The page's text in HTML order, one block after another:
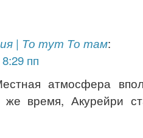
| То тут То там:
пп
атмосфера
время, Акурейри